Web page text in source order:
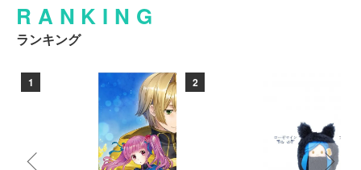
RANKING
ランキング
1 2